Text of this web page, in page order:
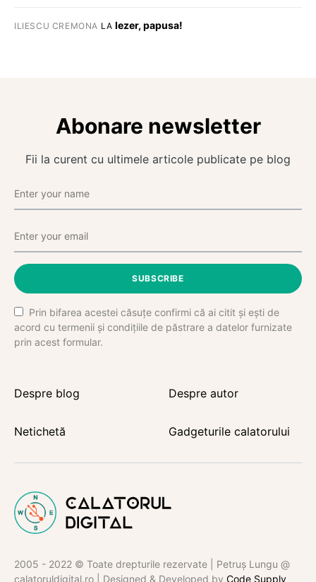
ILIESCU CREMONA LAIezer, papusa!
Abonare newsletter
Fii la curent cu ultimele articole publicate pe blog
SUBSCRIBE
Prin bifarea acestei căsuțe confirmi că ai citit și ești de
acord cu termenii și condițiile de păstrare a datelor furnizate
prin acest formular.
Despre blog Despre autor
Netichetă Gadgeturile calatorului
2005 - 2022 © Toate drepturile rezervate | Petruș Lungu @
calatoruldigital.ro | Designed & Developed by Code Supply